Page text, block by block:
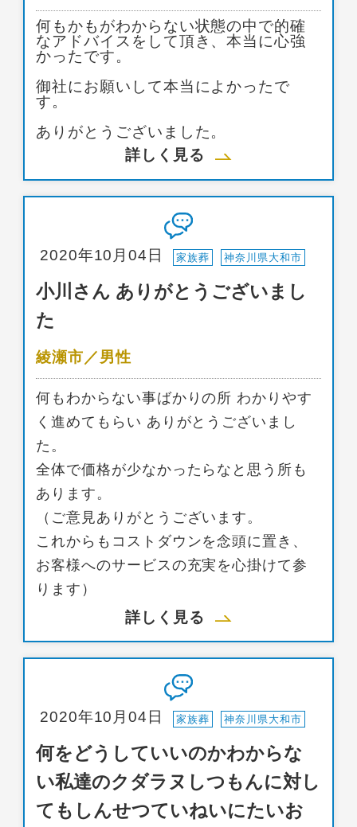
何もかもがわからない状態の中で的確
なアドバイスをして頂き、本当に心強
かったです。
御社にお願いして本当によかったで
す。
ありがとうございました。
詳しく見る
2020年10月04日 家族葬 神奈川県大和市
小川さん ありがとうございまし
た
綾瀬市／男性
何もわからない事ばかりの所 わかりやす
く進めてもらい ありがとうございまし
た。
全体で価格が少なかったらなと思う所も
あります。
（ご意見ありがとうございます。
これからもコストダウンを念頭に置き、
お客様へのサービスの充実を心掛けて参
ります）
詳しく見る
2020年10月04日 家族葬 神奈川県大和市
何をどうしていいのかわからな
い私達のクダラヌしつもんに対し
てもしんせつていねいにたいお